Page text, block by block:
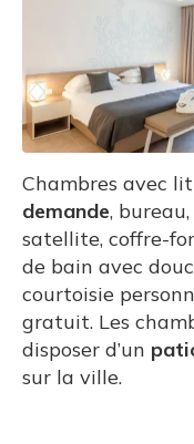
Chambres avec lit
demande,
satellite, coffre-
de bain avec
courtoisie
gratuit. Les
disposer d’un
sur la ville.